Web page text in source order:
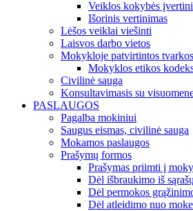
Veiklos kokybės
Išorinis vertinimas
Lėšos veiklai viešinti
Laisvos darbo vietos
Mokykloje patvirtintos
Mokyklos etikos
Civilinė sauga
Konsultavimasis su
PASLAUGOS
Pagalba mokiniui
Saugus eismas, civilinė sauga
Mokamos paslaugos
Prašymų formos
Prašymas priimti į
Dėl išbraukimo iš sąrašų
Dėl permokos
Dėl atleidimo nuo